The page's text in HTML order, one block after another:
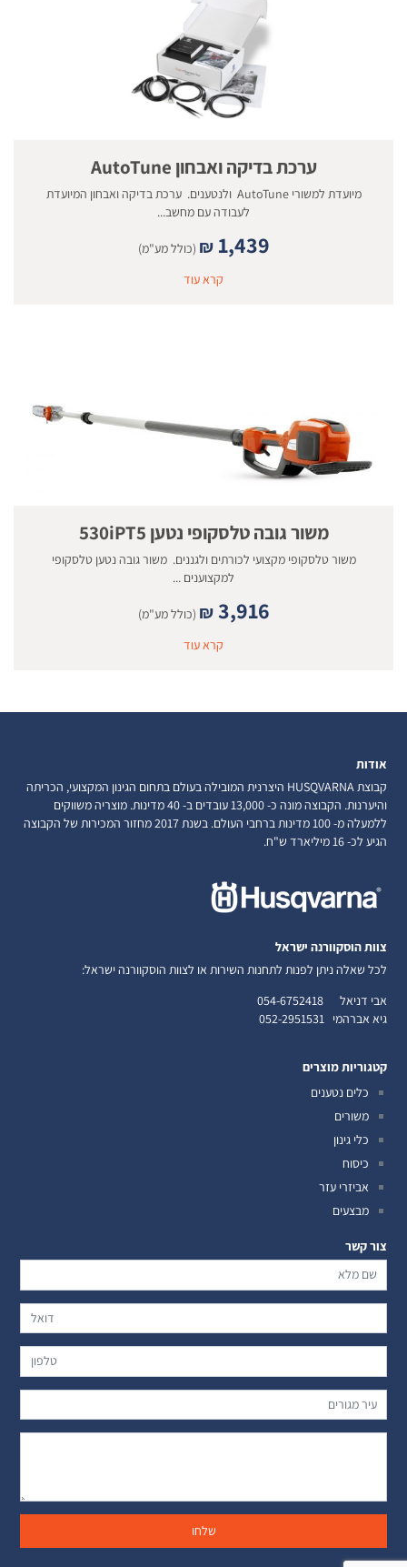
ערכת בדיקה ואבחון AutoTune
מיועדת למשורי AutoTune ולנטענים. ערכת בדיקה ואבחון המיועדת
לעבודה עם מחשב...
₪ 1,439
(כולל מע"מ)
קרא עוד
משור גובה טלסקופי נטען 530iPT5
משור טלסקופי מקצועי לכורתים ולגננים. משור גובה נטען טלסקופי
למקצוענים ...
₪ 3,916
(כולל מע"מ)
קרא עוד
אודות
קבוצת HUSQVARNA היצרנית המובילה בעולם בתחום הגינון המקצועי, הכריתה
והיערנות. הקבוצה מונה כ- 13,000 עובדים ב- 40 מדינות. מוצריה משווקים
ללמעלה מ- 100 מדינות ברחבי העולם. בשנת 2017 מחזור המכירות של הקבוצה
הגיע לכ- 16 מיליארד ש"ח.
צוות הוסקוורנה ישראל
לכל שאלה ניתן לפנות לתחנות השירות או לצוות הוסקוורנה ישראל:
אבי דניאל 054-6752418
גיא אברהמי 052-2951531
קטגוריות מוצרים
כלים נטענים
משורים
כלי גינון
כיסוח
אביזרי עזר
מבצעים
צור קשר